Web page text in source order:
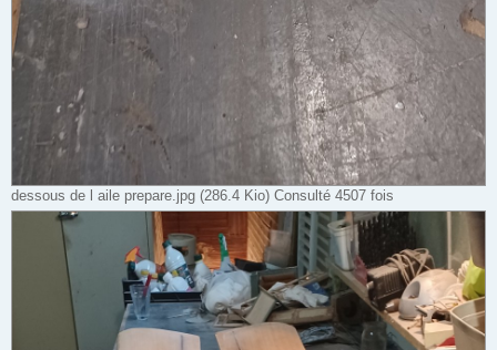
dessous de l aile prepare.jpg (286.4 Kio) Consulté 4507 fois